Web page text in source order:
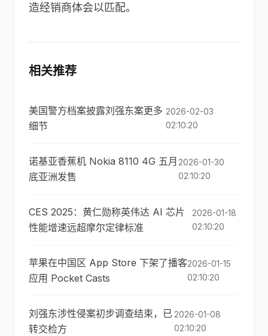
造经销商体会以匹配。
相关推荐
美国警方档案披露刘强东案更多
细节
2026-02-03
02:10:20
诺基亚香蕉机 Nokia 8110 4G 五月
底亚洲发售
2026-01-30
02:10:20
CES 2025：黄仁勋称英伟达 AI 芯片
性能增速远超摩尔定律标准
2026-01-18
02:10:20
苹果在中国区 App Store 下架了播客
应用 Pocket Casts
2026-01-15
02:10:20
刘强东涉性侵案初步调查结束，已
转交检方
2026-01-08
02:10:20